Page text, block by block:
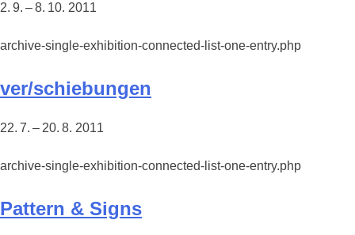
2. 9. – 8. 10. 2011
archive-single-exhibition-connected-list-one-entry.php
ver/schiebungen
22. 7. – 20. 8. 2011
archive-single-exhibition-connected-list-one-entry.php
Pattern & Signs